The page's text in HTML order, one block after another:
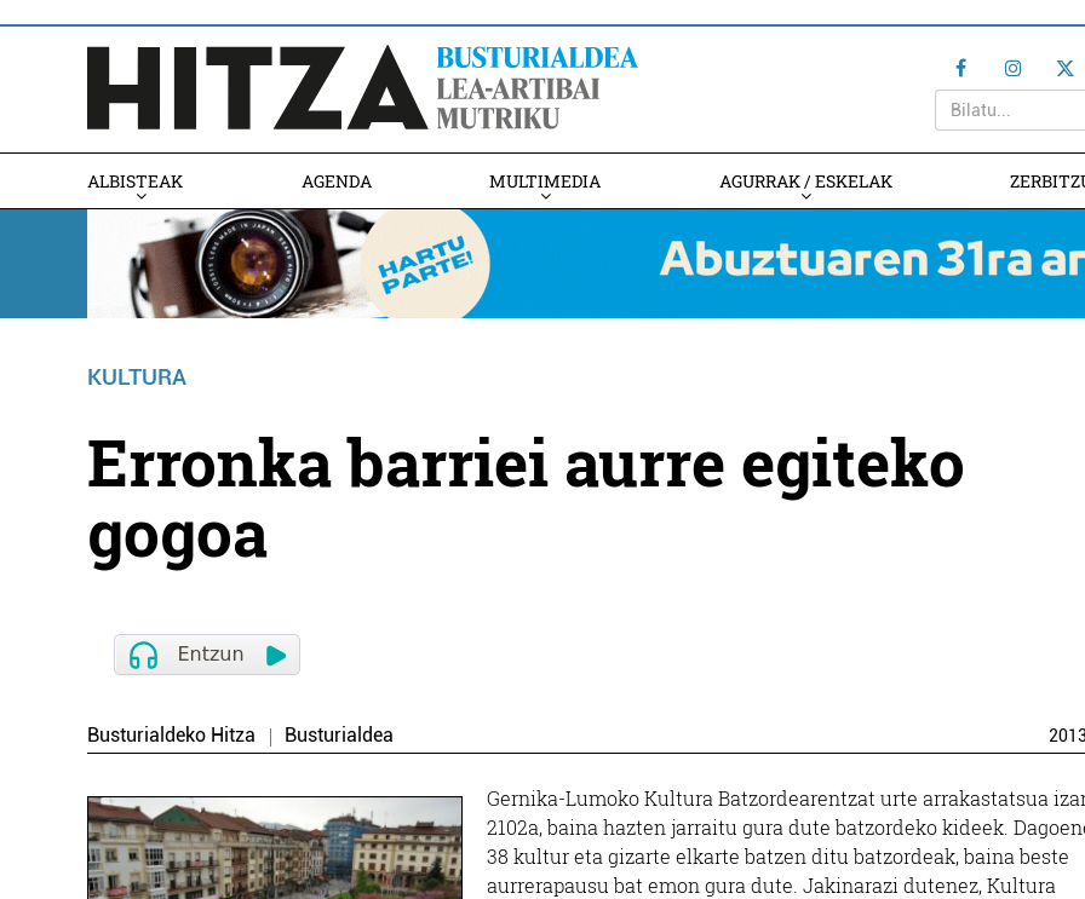
ALBISTEAK AGENDA MULTIMEDIA AGURRAK / ESKELAK
KULTURA
Erronka barriei aurre egiteko
gogoa
Busturialdeko Hitza Busturialdea
Gernika-Lumoko Kultura Batzordearentzat urte arrakastatsua
2102a, baina hazten jarraitu gura dute batzordeko kideek.
38 kultur eta gizarte elkarte batzen ditu batzordeak, baina beste
aurrerapausu bat emon gura dute. Jakinarazi dutenez, Kultura